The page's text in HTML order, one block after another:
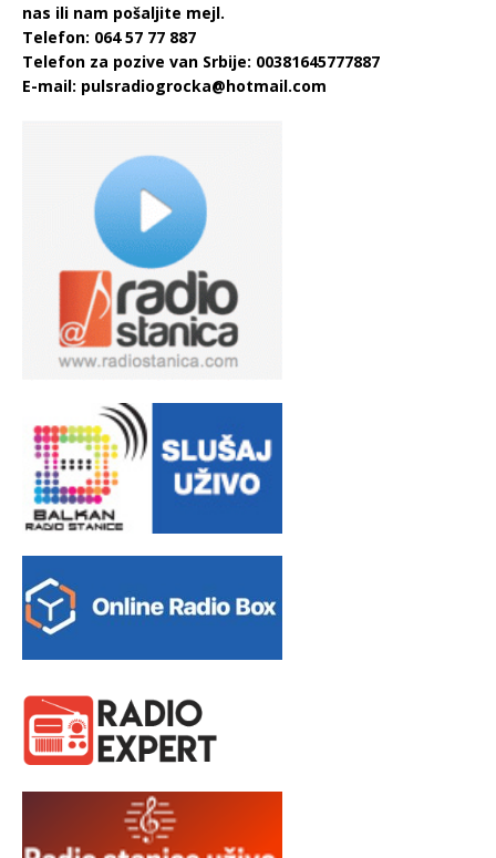
nas ili nam pošaljite mejl.
Telefon: 064 57 77 887
Telefon za pozive van Srbije: 00381645777887
E-mail: pulsradiogrocka@hotmail.com